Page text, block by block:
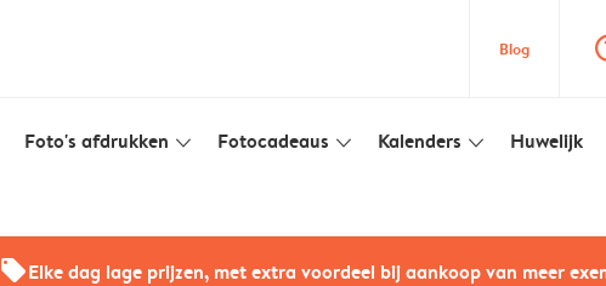
Blog
Foto's afdrukken slim_arrow_down Fotocadeaus slim_arrow_down Kalenders slim_arrow_down Huwelijk
offersElke dag lage prijzen, met extra voordeel bij aankoop van meer